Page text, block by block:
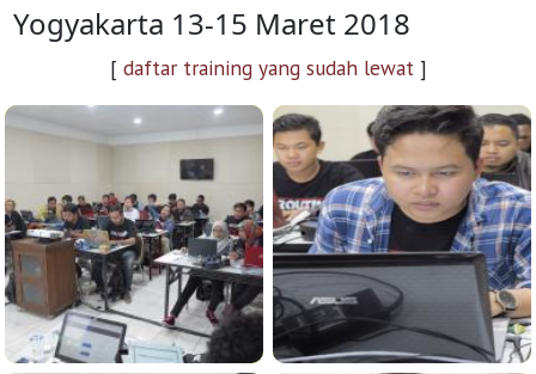
Yogyakarta 13-15 Maret 2018
[ daftar training yang sudah lewat]